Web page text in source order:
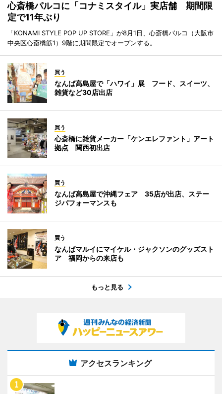
心斎橋パルコに「コナミスタイル」実店舗 期間限
定で11年ぶり
「KONAMI STYLE POP UP STORE」が8月1日、心斎橋パルコ（大阪市
中央区心斎橋筋1）9階に期間限定でオープンする。
買う
なんば高島屋で「ハワイ」展 フード、スイーツ、
雑貨など30店出店
買う
心斎橋に雑貨メーカー「ケンエレファント」アート
拠点 関西初出店
買う
なんば高島屋で沖縄フェア 35店が出店、ステー
ジパフォーマンスも
買う
なんばマルイにマイケル・ジャクソンのグッズスト
ア 福岡からの来店も
もっと見る
アクセスランキング